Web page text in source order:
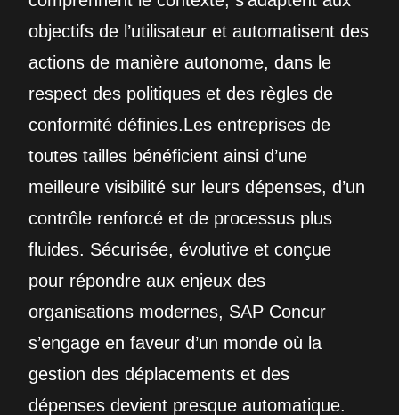
objectifs de l’utilisateur et automatisent des
actions de manière autonome, dans le
respect des politiques et des règles de
conformité définies.Les entreprises de
toutes tailles bénéficient ainsi d’une
meilleure visibilité sur leurs dépenses, d’un
contrôle renforcé et de processus plus
fluides. Sécurisée, évolutive et conçue
pour répondre aux enjeux des
organisations modernes, SAP Concur
s’engage en faveur d’un monde où la
gestion des déplacements et des
dépenses devient presque automatique.